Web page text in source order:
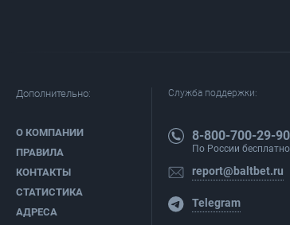
Дополнительно:
О КОМПАНИИ
ПРАВИЛА
КОНТАКТЫ
СТАТИСТИКА
АДРЕСА
Служба поддержки:
8-800-700-29-90
По России бесплатно
report@baltbet.ru
Telegram